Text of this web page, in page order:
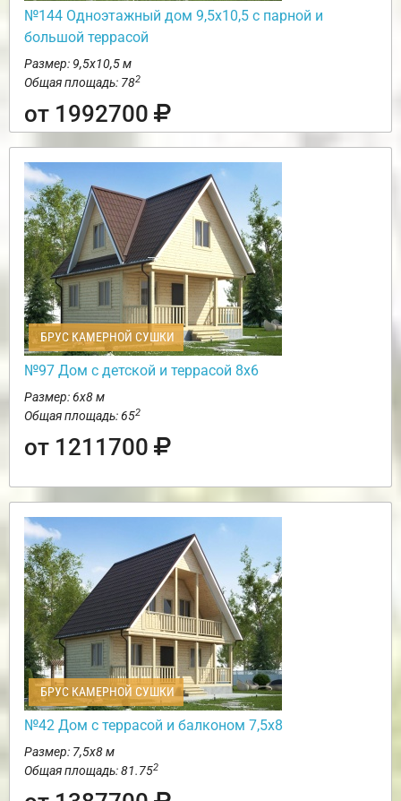
№144 Одноэтажный дом 9,5х10,5 с парной и
большой террасой
Размер: 9,5х10,5 м
Общая площадь: 782
от 1992700
БРУС КАМЕРНОЙ СУШКИ
№97 Дом с детской и террасой 8х6
Размер: 6х8 м
Общая площадь: 652
от 1211700
БРУС КАМЕРНОЙ СУШКИ
№42 Дом с террасой и балконом 7,5х8
Размер: 7,5х8 м
Общая площадь: 81.752